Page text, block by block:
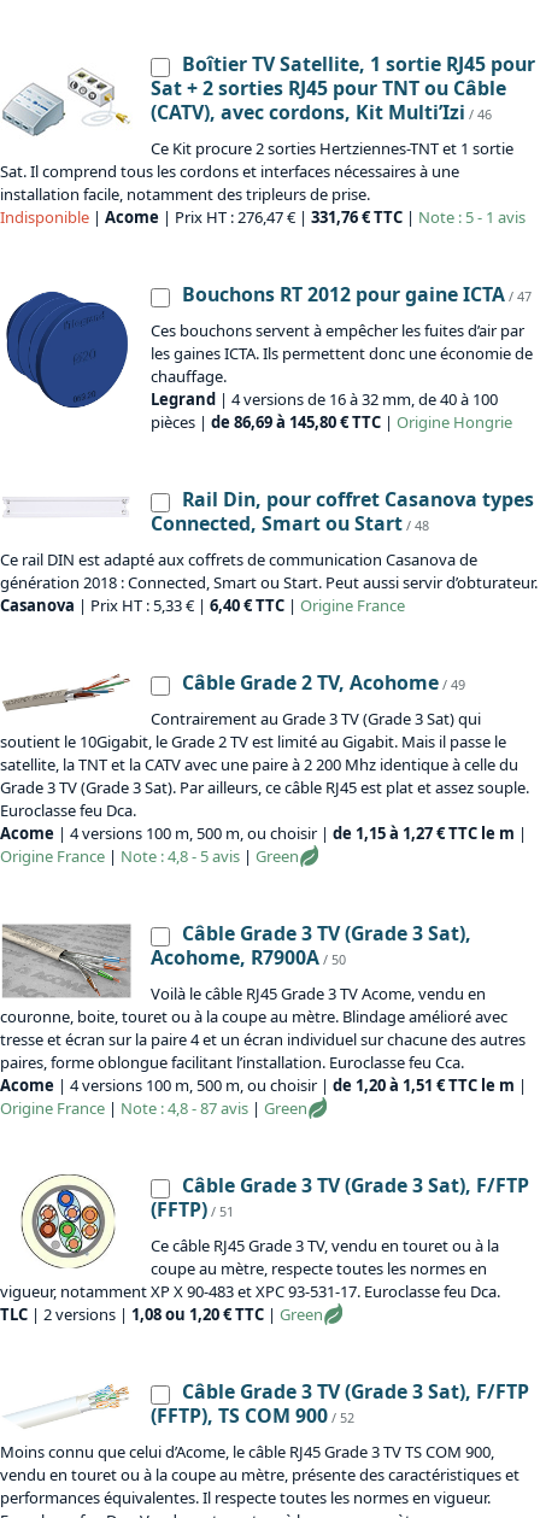
Boîtier TV Satellite, 1 sortie RJ45 pour
Sat + 2 sorties RJ45 pour TNT ou Câble
(CATV), avec cordons, Kit Multi’Izi / 46
Ce Kit procure 2 sorties Hertziennes-TNT et 1 sortie
Sat. Il comprend tous les cordons et interfaces nécessaires à une
installation facile, notamment des tripleurs de prise.
Indisponible | Acome | Prix HT : 276,47 € | 331,76 € TTC | Note : 5 - 1 avis
Bouchons RT 2012 pour gaine ICTA / 47
Ces bouchons servent à empêcher les fuites d’air par
les gaines ICTA. Ils permettent donc une économie de
chauffage.
Legrand | 4 versions de 16 à 32 mm, de 40 à 100
pièces | de 86,69 à 145,80 € TTC | Origine Hongrie
Rail Din, pour coffret Casanova types
Connected, Smart ou Start / 48
Ce rail DIN est adapté aux coffrets de communication Casanova de
génération 2018 : Connected, Smart ou Start. Peut aussi servir d’obturateur.
Casanova | Prix HT : 5,33 € | 6,40 € TTC | Origine France
Câble Grade 2 TV, Acohome / 49
Contrairement au Grade 3 TV (Grade 3 Sat) qui
soutient le 10Gigabit, le Grade 2 TV est limité au Gigabit. Mais il passe le
satellite, la TNT et la CATV avec une paire à 2 200 Mhz identique à celle du
Grade 3 TV (Grade 3 Sat). Par ailleurs, ce câble RJ45 est plat et assez souple.
Euroclasse feu Dca.
Acome | 4 versions 100 m, 500 m, ou choisir | de 1,15 à 1,27 € TTC le m |
Origine France | Note : 4,8 - 5 avis | Green
Câble Grade 3 TV (Grade 3 Sat),
Acohome, R7900A / 50
Voilà le câble RJ45 Grade 3 TV Acome, vendu en
couronne, boite, touret ou à la coupe au mètre. Blindage amélioré avec
tresse et écran sur la paire 4 et un écran individuel sur chacune des autres
paires, forme oblongue facilitant l’installation. Euroclasse feu Cca.
Acome | 4 versions 100 m, 500 m, ou choisir | de 1,20 à 1,51 € TTC le m |
Origine France | Note : 4,8 - 87 avis | Green
Câble Grade 3 TV (Grade 3 Sat), F/FTP
(FFTP) / 51
Ce câble RJ45 Grade 3 TV, vendu en touret ou à la
coupe au mètre, respecte toutes les normes en
vigueur, notamment XP X 90-483 et XPC 93-531-17. Euroclasse feu Dca.
TLC | 2 versions | 1,08 ou 1,20 € TTC | Green
Câble Grade 3 TV (Grade 3 Sat), F/FTP
(FFTP), TS COM 900 / 52
Moins connu que celui d’Acome, le câble RJ45 Grade 3 TV TS COM 900,
vendu en touret ou à la coupe au mètre, présente des caractéristiques et
performances équivalentes. Il respecte toutes les normes en vigueur.